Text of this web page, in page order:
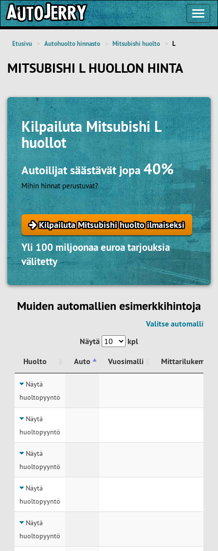
Etusivu Autohuolto hinnasto Mitsubishi huolto L
MITSUBISHI L HUOLLON HINTA
KilpailutaMitsubishi L
huollot
Autoilijat säästävät jopa40%
Mihin hinnat perustuvat?
Kilpailuta Mitsubishi huolto ilmaiseksi
Yli 100 miljoonaa euroa tarjouksia
välitetty
Muiden automallien esimerkkihintoja
Valitse automalli
Näytä
kpl
Huolto
Auto Vuosimalli
Mittarilukema
Huolto
Näytä
huoltopyyntö
Näytä
huoltopyyntö
Näytä
huoltopyyntö
Näytä
huoltopyyntö
Näytä
huoltopyyntö